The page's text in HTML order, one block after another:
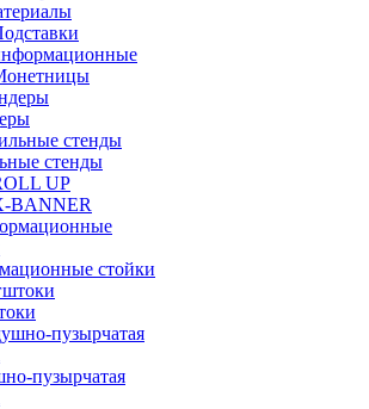
стенды
UP
BANNER
стойки
пузырчатая